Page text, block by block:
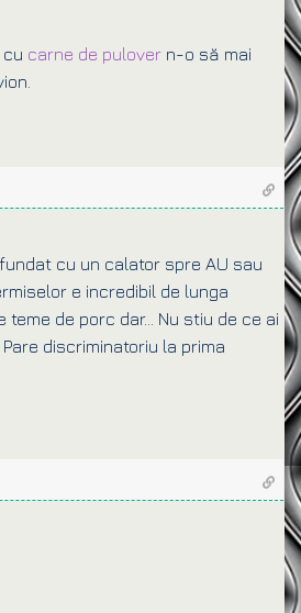
cu carne de pulover n-o să mai
cu un calator spre AU sau
e incredibil de lunga
teme de porc dar… Nu stiu de ce ai
discriminatoriu la prima